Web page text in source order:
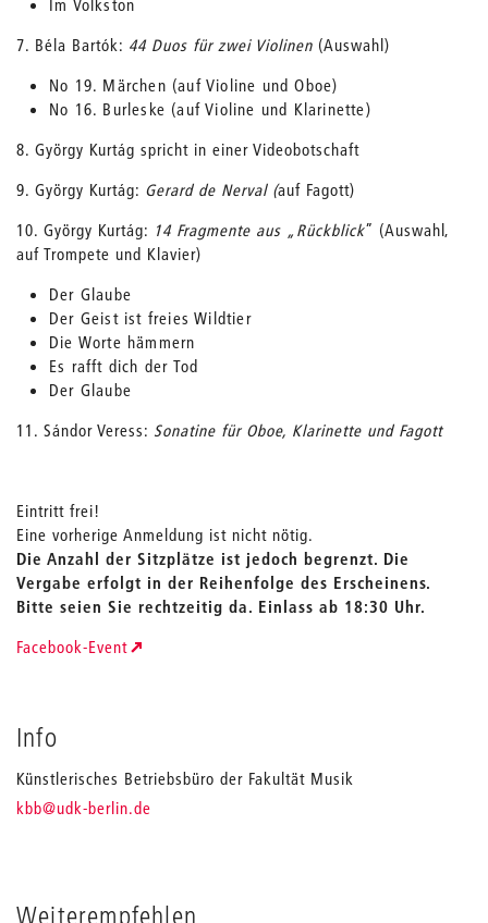
Weiterempfehlen
Im Volkston
7. Béla Bartók: 44 Duos für zwei Violinen (Auswahl)
No 19. Märchen (auf Violine und Oboe)
No 16. Burleske (auf Violine und Klarinette)
8. György Kurtág spricht in einer Videobotschaft
9. György Kurtág: Gerard de Nerval (auf Fagott)
10. György Kurtág: 14 Fragmente aus „Rückblick” (Auswahl,
auf Trompete und Klavier)
Der Glaube
Der Geist ist freies Wildtier
Die Worte hämmern
Es rafft dich der Tod
Der Glaube
11. Sándor Veress: Sonatine für Oboe, Klarinette und Fagott
Eintritt frei!
Eine vorherige Anmeldung ist nicht nötig.
Die Anzahl der Sitzplätze ist jedoch begrenzt. Die
Vergabe erfolgt in der Reihenfolge des Erscheinens.
Bitte seien Sie rechtzeitig da. Einlass ab 18:30 Uhr.
Facebook-Event
Info
Künstlerisches Betriebsbüro der Fakultät Musik
kbb_
@udk-berlin.de